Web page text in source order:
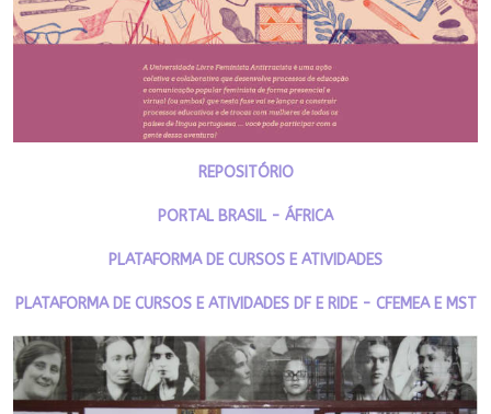
REPOSITÓRIO
PORTAL BRASIL - ÁFRICA
PLATAFORMA DE CURSOS E ATIVIDADES
PLATAFORMA DE CURSOS E ATIVIDADES DF E RIDE - CFEMEA E MST